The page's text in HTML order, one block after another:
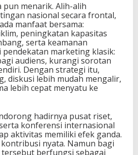
pun menarik. Alih-alih
nasional secara frontal,
manfaat bersama:
peningkatan kapasitas
serta keamanan
pendekatan marketing klasik:
audiens, kurangi sorotan
Dengan strategi itu,
diskusi lebih mudah mengalir,
lebih cepat menyatu ke
hadirnya pusat riset,
konferensi internasional
aktivitas memiliki efek ganda.
nyata. Namun bagi
berfungsi sebagai